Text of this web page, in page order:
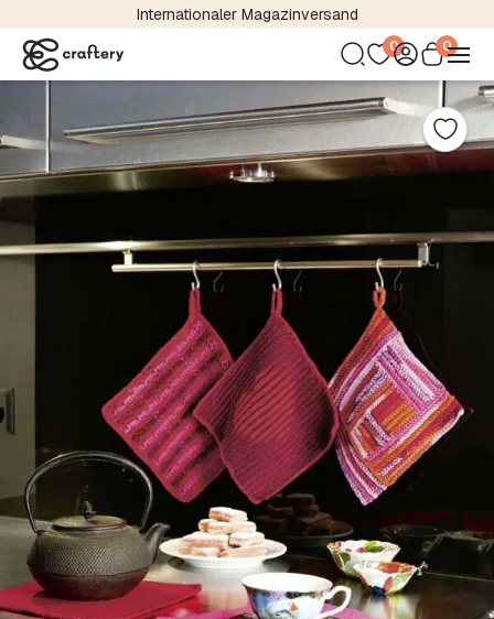
Internationaler Magazinversand
0 0